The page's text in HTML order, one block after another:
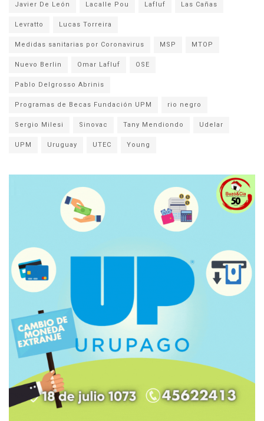
Javier De León Lacalle Pou Lafluf Las Cañas
Levratto Lucas Torreira
Medidas sanitarias por Coronavirus MSP MTOP
Nuevo Berlin Omar Lafluf OSE
Pablo Delgrosso Abrinis
Programas de Becas Fundación UPM rio negro
Sergio Milesi Sinovac Tany Mendiondo Udelar
UPM Uruguay UTEC Young